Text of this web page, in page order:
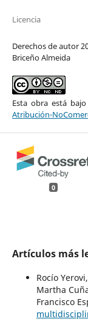
Licencia
Derechos de autor
Briceño Almeida
Esta obra está
Atribución-
0
Artículos más
Rocío
Martha
Francisco